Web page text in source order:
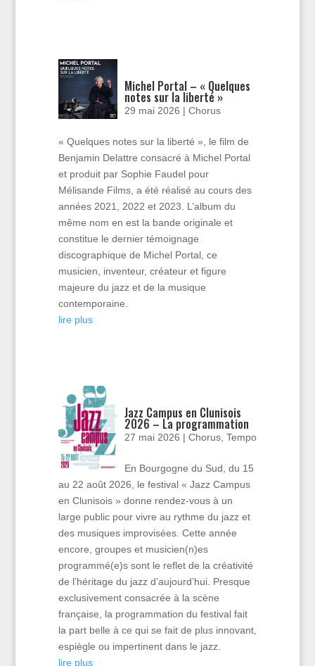
Michel Portal – « Quelques
notes sur la liberté »
29 mai 2026 |Chorus
« Quelques notes sur la liberté », le film de
Benjamin Delattre consacré à Michel Portal
et produit par Sophie Faudel pour
Mélisande Films, a été réalisé au cours des
années 2021, 2022 et 2023. L’album du
même nom en est la bande originale et
constitue le dernier témoignage
discographique de Michel Portal, ce
musicien, inventeur, créateur et figure
majeure du jazz et de la musique
contemporaine.
lire plus
Jazz Campus en Clunisois
2026 – La programmation
27 mai 2026 |Chorus ,Tempo
En Bourgogne du Sud, du 15
au 22 août 2026, le festival « Jazz Campus
en Clunisois » donne rendez-vous à un
large public pour vivre au rythme du jazz et
des musiques improvisées. Cette année
encore, groupes et musicien(n)es
programmé(e)s sont le reflet de la créativité
de l’héritage du jazz d’aujourd’hui. Presque
exclusivement consacrée à la scène
française, la programmation du festival fait
la part belle à ce qui se fait de plus innovant,
espiègle ou impertinent dans le jazz.
lire plus